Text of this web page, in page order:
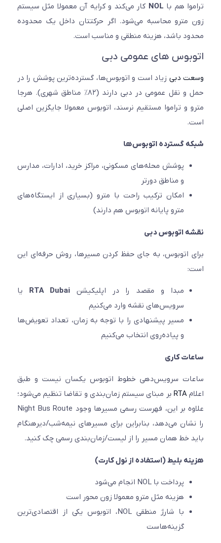
هم باNOLکار می‌کند و کرایه آن معمولا مثل سیستم
مترو محاسبه می‌شود. اگر حرکتتان داخل یک محدوده
باشد، هزینه منطقی و مناسب است.
های عمومی دبی
دبیزیاد است و اتوبوس‌ها، گسترده‌ترین پوشش را در
حمل و نقل عمومی در دبی دارند (۸۲٪ مناطق شهری). هرجا
و تراموا مستقیم نرسند، اتوبوس معمولا جایگزین اصلی
گسترده اتوبوس‌ها
پوشش محله‌های مسکونی، مراکز خرید، ادارات، مدارس
و مناطق دورتر
امکان ترکیب راحت با مترو (بسیاری از ایستگاه‌های
مترو پایانه اتوبوس هم دارند)
اتوبوس دبی
اتوبوس، به جای حفظ کردن مسیرها، روش حرفه‌ای این
مبدا و مقصد را در اپلیکیشنRTA Dubaiیا
سرویس‌های نقشه وارد می‌کنیم
مسیر پیشنهادی را با توجه به زمان، تعداد تعویض‌ها
و پیاده‌روی انتخاب می‌کنیم
کاری
سرویس‌دهی خطوط اتوبوس یکسان نیست و طبق
RTAبر مبنای سیستم زمان‌بندی و تقاضا تنظیم می‌شود؛
علاوه بر این، فهرست رسمی مسیرها وجود Night Bus Route
می‌دهد، بنابراین برای مسیرهای نیمه‌شب/دیرهنگام
خط همان مسیر را از لیست/زمان‌بندی رسمی چک کنید.
بلیط (استفاده از نول کارت)
پرداخت با NOL انجام می‌شود
هزینه مثل مترو معمولا زون محور است
با شارژ منطقی NOL، اتوبوس یکی از اقتصادی‌ترین
گزینه‌هاست